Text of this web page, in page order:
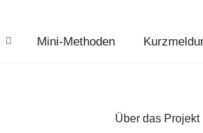
Mini-Methoden
Über das Projekt